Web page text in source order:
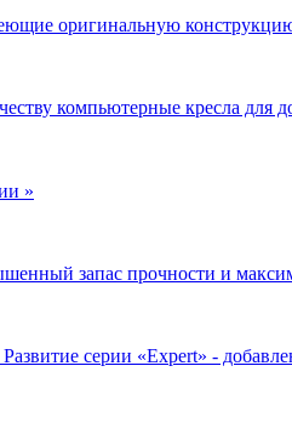
оригинальную
компьютерные кресла для
»
запас прочности и
серии «Expert» -